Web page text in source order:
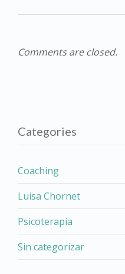
Comments are closed.
Categories
Coaching
Luisa Chornet
Psicoterapia
Sin categorizar